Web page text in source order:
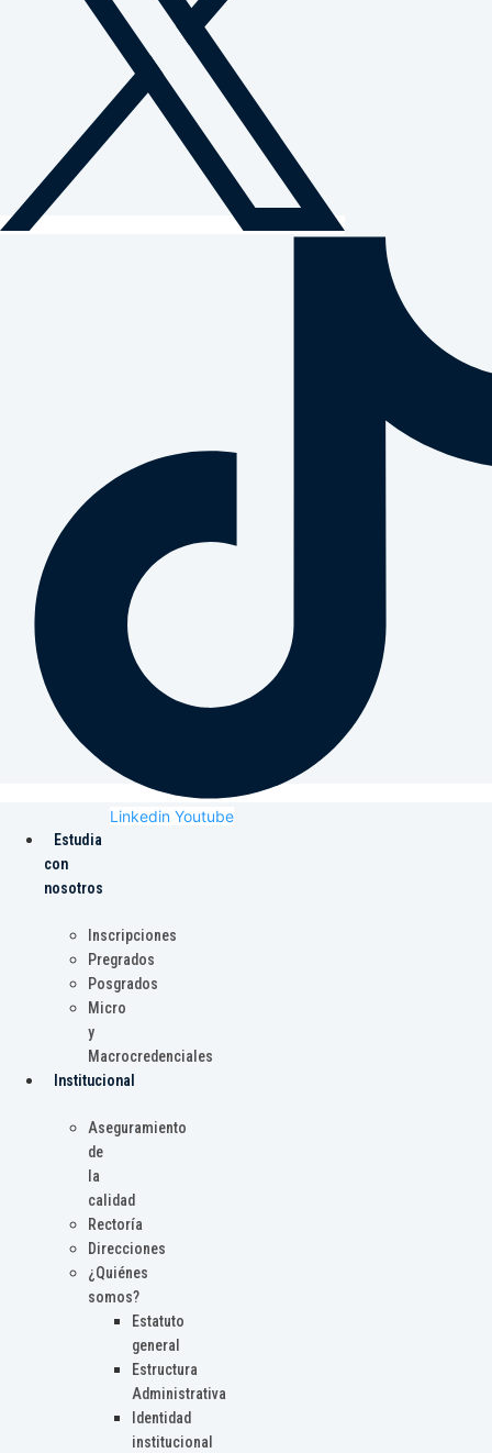
Linkedin Youtube
Estudia
con
nosotros
Inscripciones
Pregrados
Posgrados
Micro
y
Macrocredenciales
Institucional
Aseguramiento
de
la
calidad
Rectoría
Direcciones
¿Quiénes
somos?
Estatuto
general
Estructura
Administrativa
Identidad
institucional